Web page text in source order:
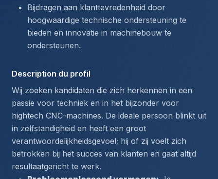
Bijdragen aan klanttevredenheid door
hoogwaardige technische ondersteuning te
bieden en innovatie in machinebouw te
ondersteunen.
Description du profil
Wij zoeken kandidaten die zich herkennen in een
passie voor techniek en in het bijzonder voor
hightech CNC-machines. De ideale persoon blinkt uit
in zelfstandigheid en heeft een groot
verantwoordelijkheidsgevoel; hij of zij voelt zich
betrokken bij het succes van klanten en gaat altijd
resultaatgericht te werk.